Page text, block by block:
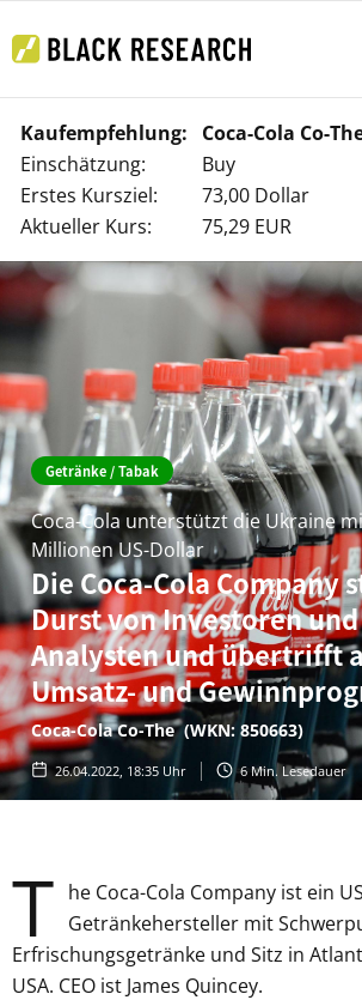
Kaufempfehlung:
Coca-Cola Co-
Einschätzung:
Buy
Erstes Kursziel:
73,00 Dollar
Aktueller Kurs:
75,29 EUR
Getränke / Tabak
Coca-Cola unterstützt die Ukraine
Millionen US-Dollar
Die Coca-Cola Company
Durst von Investoren und
Analysten und übertrifft
Umsatz- und
Coca-Cola Co-The (WKN: 850663)
26.04.2022, 18:35 Uhr 6 Min. Lesedauer
T he Coca-Cola Company ist ein
Getränkehersteller mit
Erfrischungsgetränke und Sitz in
USA. CEO ist James Quincey.